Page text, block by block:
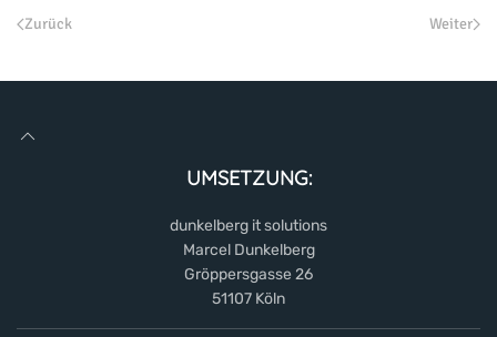
Zurück Weiter
UMSETZUNG:
dunkelberg it solutions
Marcel Dunkelberg
Gröppersgasse 26
51107 Köln